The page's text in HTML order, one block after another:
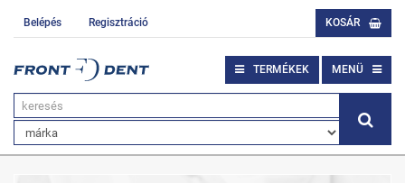
Belépés Regisztráció KOSÁR
TERMÉKEK MENÜ